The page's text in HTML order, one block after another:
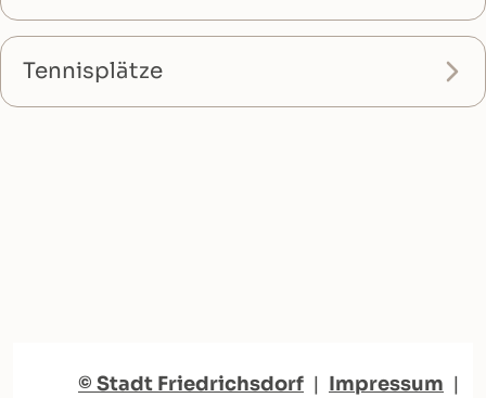
Tennisplätze
© Stadt Friedrichsdorf | Impressum |